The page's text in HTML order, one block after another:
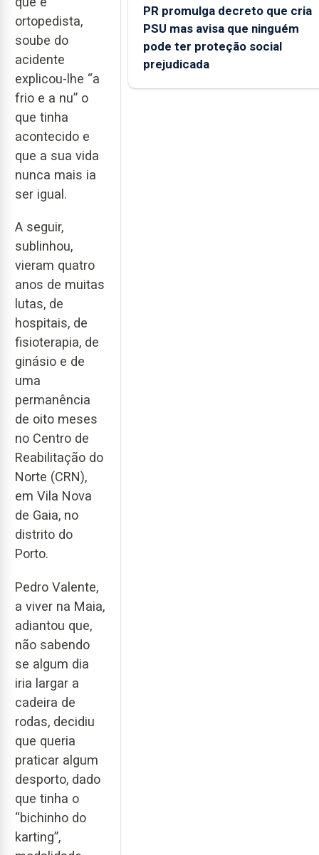
ortopedista,
soube do
acidente
explicou-lhe “a
frio e a nu” o
que tinha
acontecido e
que a sua vida
nunca mais ia
ser igual.
A seguir,
sublinhou,
vieram quatro
anos de muitas
lutas, de
hospitais, de
fisioterapia, de
ginásio e de
uma
permanência
de oito meses
no Centro de
Reabilitação do
Norte (CRN),
em Vila Nova
de Gaia, no
distrito do
Porto.
Pedro Valente,
a viver na Maia,
adiantou que,
não sabendo
se algum dia
iria largar a
cadeira de
rodas, decidiu
que queria
praticar algum
desporto, dado
que tinha o
“bichinho do
karting”,
PR promulga decreto que cria
PSU mas avisa que ninguém
pode ter proteção social
prejudicada